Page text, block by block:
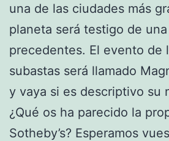
una de las ciudades más
planeta será testigo de
precedentes. El evento de
subastas será llamado
y vaya si es descriptivo su
¿Qué os ha parecido la
Sotheby’s? Esperamos